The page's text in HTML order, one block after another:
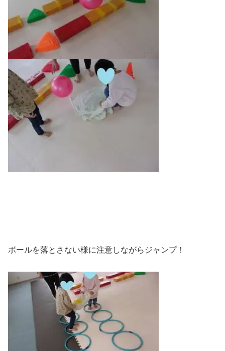
ボールを落とさない様に注意しながらジャンプ！